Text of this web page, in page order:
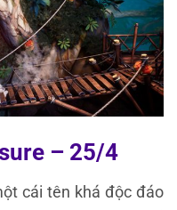
– 25/4
cái tên khá độc đáo